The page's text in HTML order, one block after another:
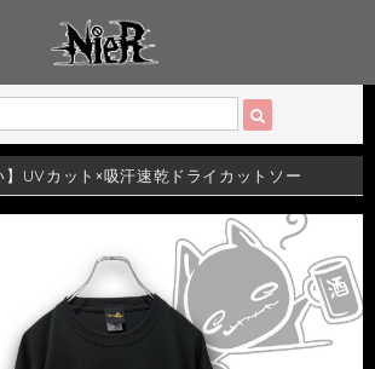
】UVカット×吸汗速乾ドライカットソー